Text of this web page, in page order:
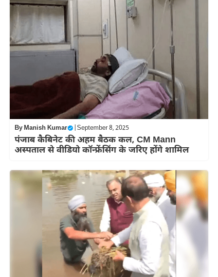
ByManish Kumar September 8, 2025
पंजाब कैबिनेट की अहम बैठक कल, CM Mann
अस्पताल से वीडियो कॉन्फ्रेंसिंग के जरिए होंगे शामिल